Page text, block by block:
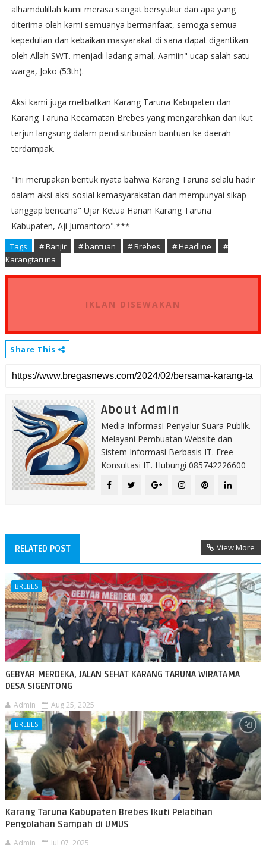
alhamdulillah kami merasa sangat bersyukur dan apa yang
diterima oleh kami semuanya bermanfaat, semoga semua
kepedulian dan kebaikan masyarakat di sana dapat digantikan
oleh Allah SWT. menjadi ladang amal, Aamiin" ucap salah satu
warga, Joko (53th).
Aksi kami juga melibatkan Karang Taruna Kabupaten dan
Karang Taruna Kecamatan Brebes yang mengarahkan dan ikut
terjun langsung dalam pendistribusian bantuan ke daerah
terdampak.
"Ini merupakan bentuk nyata bahwa Karang Taruna selalu hadir
dalam aksi-aksi sosial kemasyarakatan dan mempunyai sikap
tanggap bencana" Ujar Ketua Harian Karang Taruna
Kabupaten, Aji Jumantoro".***
Tags # Banjir # bantuan # Brebes # Headline
#
Karangtaruna
IKLAN DISEWAKAN
Share This
About Admin
Media Informasi Penyalur Suara Publik.
Melayani Pembuatan Website dan
Sistem Informasi Berbasis IT. Free
Konsultasi IT. Hubungi 085742226600
RELATED POST View More
BREBES
GEBYAR MERDEKA, JALAN SEHAT KARANG TARUNA WIRATAMA
DESA SIGENTONG
Admin Aug 25, 2025
BREBES
Karang Taruna Kabupaten Brebes Ikuti Pelatihan
Pengolahan Sampah di UMUS
Admin Jul 07, 2025